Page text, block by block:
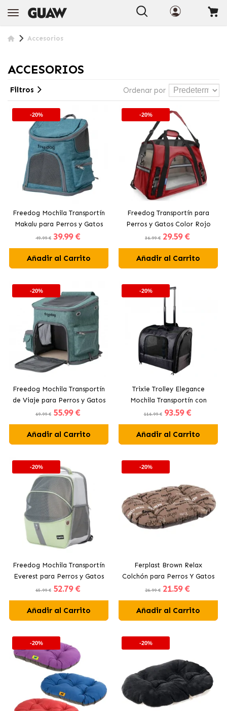
Accesorios
ACCESORIOS
Ordenar por
Filtros
-20%
Freedog Mochila Transportín
Makalu para Perros y Gatos
Color Azul
49.99 € 39.99 €
Añadir al Carrito
-20%
Freedog Transportín para
Perros y Gatos Color Rojo
36.99 € 29.59 €
Añadir al Carrito
-20%
Freedog Mochila Transportín
de Viaje para Perros y Gatos
Color Verde
69.99 € 55.99 €
Añadir al Carrito
-20%
Trixie Trolley Elegance
Mochila Transportín con
Carro para Perros
116.99 € 93.59 €
Añadir al Carrito
-20%
Freedog Mochila Transportín
Everest para Perros y Gatos
Color Verde
65.99 € 52.79 €
Añadir al Carrito
-20%
Ferplast Brown Relax
Colchón para Perros Y Gatos
26.99 € 21.59 €
Añadir al Carrito
-20% -20%